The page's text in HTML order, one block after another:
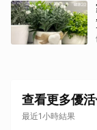
查看更多優
最近1小時結果